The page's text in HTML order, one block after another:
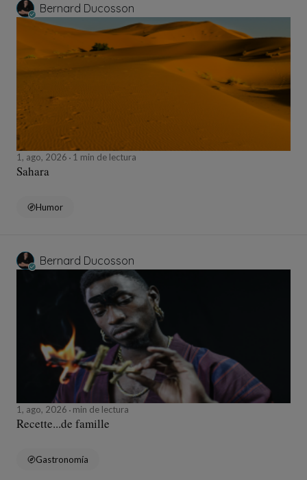
Bernard Ducosson
1, ago, 2026 1 min de lectura
Sahara
Humor
Bernard Ducosson
1, ago, 2026 min de lectura
Recette...de famille
Gastronomía